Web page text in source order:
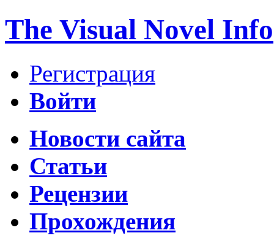
The Visual Novel Info
Регистрация
Войти
Новости сайта
Статьи
Рецензии
Прохождения